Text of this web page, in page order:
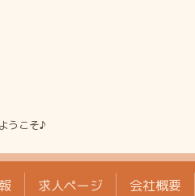
うこそ♪
求人ページ 会社概要